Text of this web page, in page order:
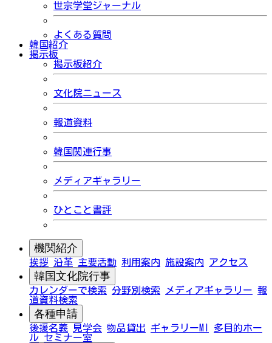
世宗学堂ジャーナル
よくある質問
韓国紹介
掲示板
掲示板紹介
文化院ニュース
報道資料
韓国関連行事
メディアギャラリー
ひとこと書評
機関紹介
挨拶 沿革 主要活動 利用案内 施設案内 アクセス
韓国文化院行事
カレンダーで検索 分野別検索 メディアギャラリー 報
道資料検索
各種申請
後援名義 見学会 物品貸出 ギャラリーMI
多目的ホー
ル セミナー室